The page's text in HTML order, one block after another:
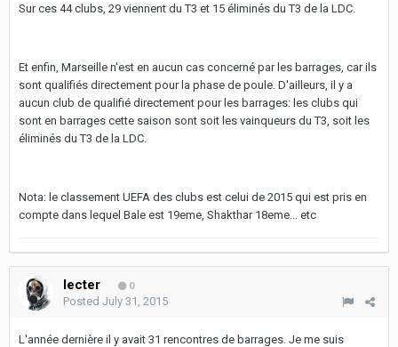
Sur ces 44 clubs, 29 viennent du T3 et 15 éliminés du T3 de la LDC.
Et enfin, Marseille n'est en aucun cas concerné par les barrages, car ils
sont qualifiés directement pour la phase de poule. D'ailleurs, il y a
aucun club de qualifié directement pour les barrages: les clubs qui
sont en barrages cette saison sont soit les vainqueurs du T3, soit les
éliminés du T3 de la LDC.
Nota: le classement UEFA des clubs est celui de 2015 qui est pris en
compte dans lequel Bale est 19eme, Shakthar 18eme... etc
lecter 0
Posted July 31, 2015
L'année dernière il y avait 31 rencontres de barrages. Je me suis